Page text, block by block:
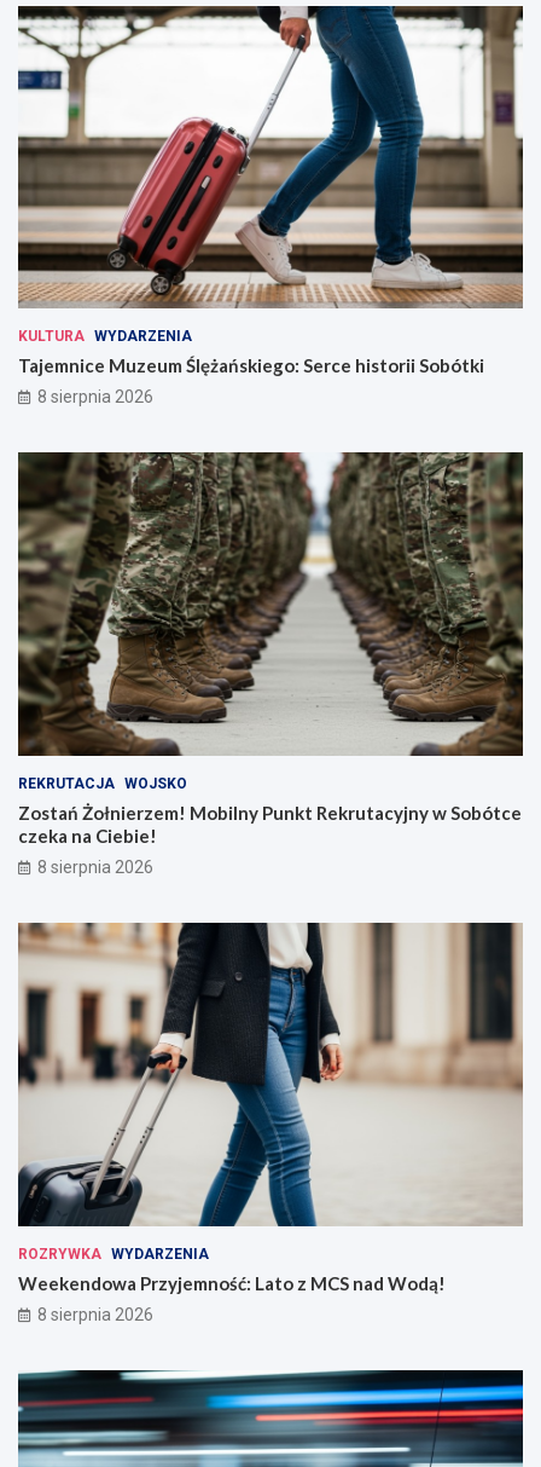
KULTURA WYDARZENIA
Tajemnice Muzeum Ślężańskiego: Serce historii Sobótki
8 sierpnia 2026
REKRUTACJA WOJSKO
Zostań Żołnierzem! Mobilny Punkt Rekrutacyjny w Sobótce
czeka na Ciebie!
8 sierpnia 2026
ROZRYWKA WYDARZENIA
Weekendowa Przyjemność: Lato z MCS nad Wodą!
8 sierpnia 2026